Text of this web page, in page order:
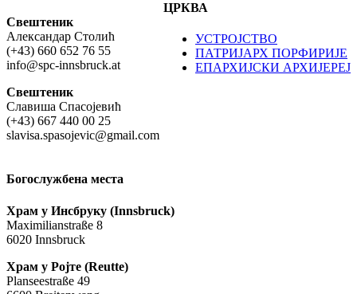
ЦРКВА
УСТРОЈСТВО
ПАТРИЈАРХ ПОРФИРИЈЕ
ЕПАРХИЈСКИ АРХИЈЕРЕЈ
Свештеник
Александар Столић
(+43) 660 652 76 55
info@spc-innsbruck.at
Свештеник
Славиша Спасојевић
(+43) 667 440 00 25
slavisa.spasojevic@gmail.com
Богослужбена места
Храм у Инсбруку (Innsbruck)
Maximilianstraße 8
6020 Innsbruck
Храм у Ројте (Reutte)
Planseestraße 49